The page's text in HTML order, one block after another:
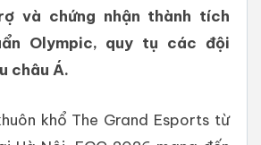
và chứng nhận thành tích
Olympic, quy tụ các đội
châu Á.
khổ The Grand Esports từ